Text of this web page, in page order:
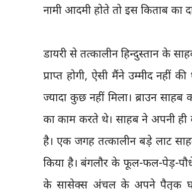
नामी आदमी होते तो इस किताब का
डायरी से तत्कालीन हिन्दुस्तान के
प्राप्त होगी, ऐसी मैंने उम्मीद
ज्यादा कुछ नहीं मिला। ब्राउन
का काम करते थे। साहब ने अपनी ही
है। एक जगह तत्कालीन बड़े लाट
किया है। बंगलौर के फूल-फल-पेड़-
के सासेक्स अंचल के अपने पैतृक घर